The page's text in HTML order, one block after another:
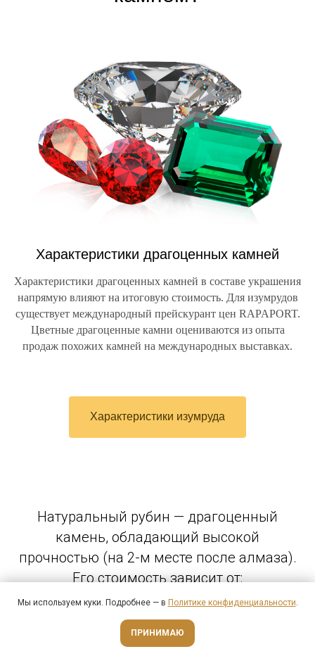
Характеристики драгоценных камней
Характеристики драгоценных камней в составе украшения
напрямую влияют на итоговую стоимость. Для изумрудов
существует международный прейскурант цен RAPAPORT.
Цветные драгоценные камни оцениваются из опыта
продаж похожих камней на международных выставках.
Характеристики изумруда
Натуральный рубин — драгоценный
камень, обладающий высокой
прочностью (на 2-м месте после алмаза).
Его стоимость зависит от:
Свяжитесь с нами
Мы используем куки. Подробнее — в Политике конфиденциальности.
ПРИНИМАЮОценить онлайн